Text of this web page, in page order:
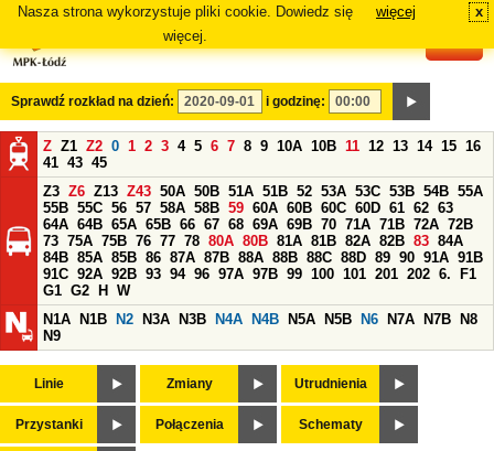
Nasza strona wykorzystuje pliki cookie. Dowiedz się
więcej.
więcej x
Sprawdź rozkład na dzień: i godzinę:
Z Z1 Z2 0 1 2 3 4 5 6 7 8 9 10A 10B 11 12 13 14 15 16
41 43 45
Z3 Z6 Z13 Z43 50A 50B 51A 51B 52 53A 53C 53B 54B 55A
55B 55C 56 57 58A 58B 59 60A 60B 60C 60D 61 62 63
64A 64B 65A 65B 66 67 68 69A 69B 70 71A 71B 72A 72B
73 75A 75B 76 77 78 80A 80B 81A 81B 82A 82B 83 84A
84B 85A 85B 86 87A 87B 88A 88B 88C 88D 89 90 91A 91B
91C 92A 92B 93 94 96 97A 97B 99 100 101 201 202 6.
F1
G1 G2 H
W
N1A
N1B N2 N3A N3B N4A N4B N5A N5B N6 N7A N7B
N8
N9
Linie Zmiany Utrudnienia
Przystanki Połączenia Schematy